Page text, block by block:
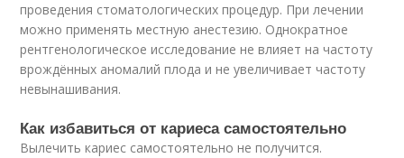
проведения стоматологических процедур. При лечении
можно применять местную анестезию. Однократное
рентгенологическое исследование не влияет на частоту
врождённых аномалий плода и не увеличивает частоту
невынашивания.
Как избавиться от кариеса самостоятельно
Вылечить кариес самостоятельно не получится.